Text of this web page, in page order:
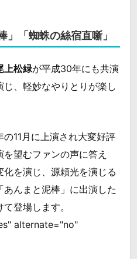
「蜘蛛の絲宿直噺」
上松緑が平成30年にも共演
じ、軽妙なやりとりが楽し
の11月に上演され大変好評
望むファンの声に答え
化を演じ、源頼光を演じる
あんまと泥棒」に出演した
登場します。
alternate="no"